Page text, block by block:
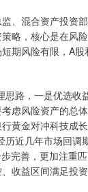
、混合资产投资
略，核心是在风
期风险有限，A
思路，一是优选
虑风险资产的总
黄金对冲科技成
历近几年市场回调
完善，更加注重
收益区间满足投资